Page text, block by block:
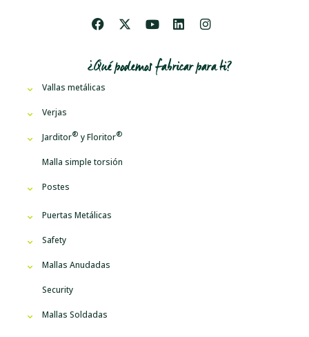
¿Qué podemos fabricar para ti?
Vallas metálicas
Verjas
Jarditor yFloritor
Malla simple torsión
Postes
Puertas Metálicas
Safety
Mallas Anudadas
Security
Mallas Soldadas